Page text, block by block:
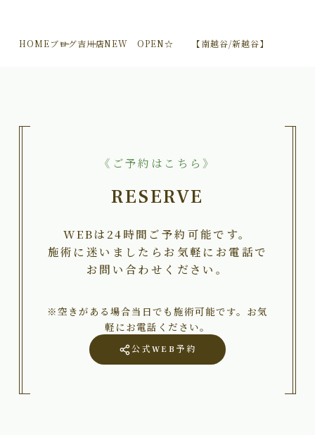
HOMEブログ吉川店NEW OPEN☆ 【南越谷/新越谷】
《ご予約はこちら》
RESERVE
WEBは24時間ご予約可能です。
施術に迷いましたらお気軽にお電話で
お問い合わせください。
※空きがある場合当日でも施術可能です。お気
軽にお電話ください。
公式WEB予約